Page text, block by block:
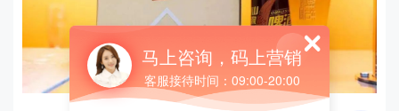
马上咨询，码上营销
客服接待时间：09:00-20:00